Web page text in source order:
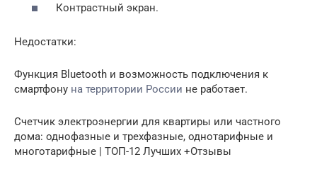
Контрастный экран.
Недостатки:
Функция Bluetooth и возможность подключения к
смартфону на территории России не работает.
Счетчик электроэнергии для квартиры или частного
дома: однофазные и трехфазные, однотарифные и
многотарифные | ТОП-12 Лучших +Отзывы